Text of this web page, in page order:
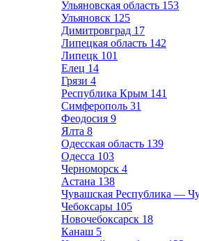
Ульяновская область 153
Ульяновск 125
Димитровград 17
Липецкая область 142
Липецк 101
Елец 14
Грязи 4
Республика Крым 141
Симферополь 31
Феодосия 9
Ялта 8
Одесская область 139
Одесса 103
Черноморск 4
Астана 138
Чувашская Республика —
Чебоксары 105
Новочебоксарск 18
Канаш 5